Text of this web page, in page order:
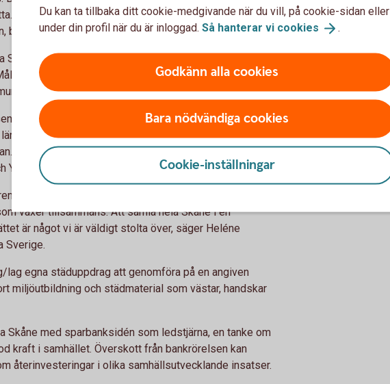
Givetvis ställer vi också upp med ett eget städlag från
bankchef på Sparbanken Skåne.
som nytt regionprojekt, initierat av Städa Sverige
är att steg för steg omfatta samtliga 33 kommuner i
en kraftig ökning jämfört med fjolåret.
mycket mer än skräpfria omgivningar. Det är en
ungdomarna mer om hållbarhet och dessutom ger ett
Bland föreningarna som deltar finns Kristianstad
Ystads Orienteringsklubb.
nytta med nöje. Genom Städa Skåne får vi både en
växer tillsammans. Att samla hela Skåne i en
är något vi är väldigt stolta över, säger Heléne
Sverige.
egna städuppdrag att genomföra på en angiven
miljöutbildning och städmaterial som västar, handskar
Skåne med sparbanksidén som ledstjärna, en tanke om
kraft i samhället. Överskott från bankrörelsen kan
återinvesteringar i olika samhällsutvecklande insatser.
Du kan ta tillbaka ditt cookie-medgivande när du vill, på cookie-sidan eller
under din profil när du är inloggad. Så hanterar vi cookies .
Godkänn alla cookies
Bara nödvändiga cookies
Cookie-inställningar